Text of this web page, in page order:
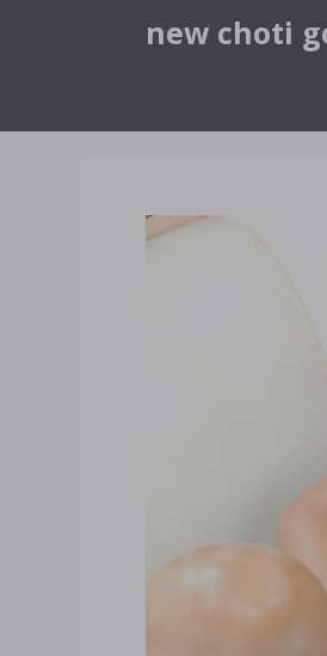
new choti